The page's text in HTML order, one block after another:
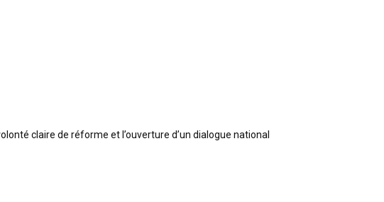
claire de réforme et l’ouverture d’un dialogue national